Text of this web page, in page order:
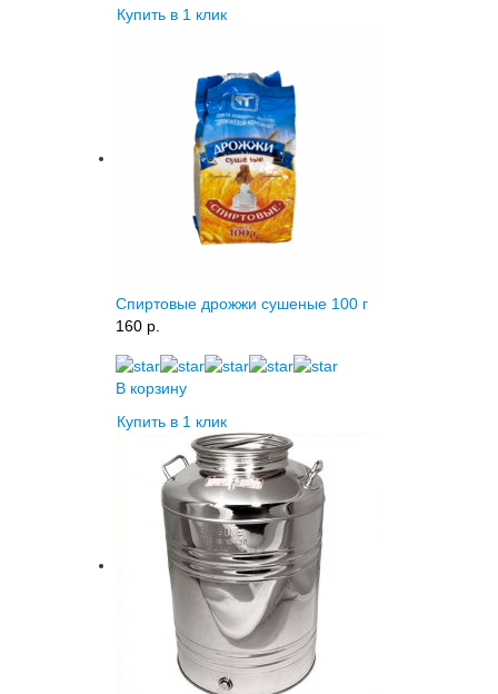
Купить в 1 клик
Спиртовые дрожжи сушеные 100 г
160 p.
В корзину
Купить в 1 клик